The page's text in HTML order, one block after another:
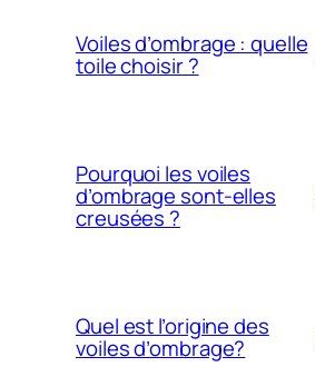
Voiles d’ombrage : quelle
toile choisir ?
Pourquoi les voiles
d’ombrage sont-elles
creusées ?
Quel est l’origine des
voiles d’ombrage?